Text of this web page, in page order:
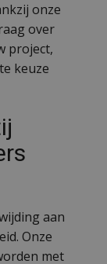
onze
over
project,
keuze
aan
Onze
met